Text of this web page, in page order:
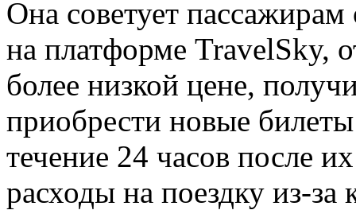
Она советует
на платформе TravelSky,
более низкой цене,
приобрести новые
течение 24 часов после
расходы на поездку из-за